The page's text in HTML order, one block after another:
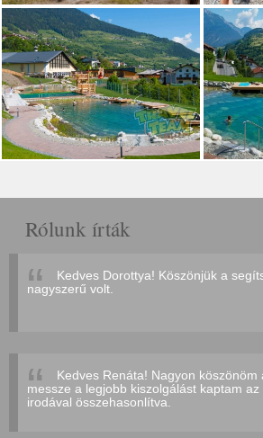
Rólunk írták
Kedves Dorottya! Köszönjük a
nagyszerű volt.
Kedves Renáta! Nagyon köszönöm
messze a legjobb kiszolgálást kaptam az
irodával összehasonlítva.